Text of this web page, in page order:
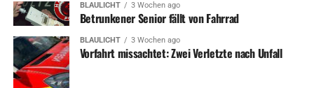
BLAULICHT 3 Wochen ago
Betrunkener Senior fällt von Fahrrad
BLAULICHT 3 Wochen ago
Vorfahrt missachtet: Zwei Verletzte nach Unfall